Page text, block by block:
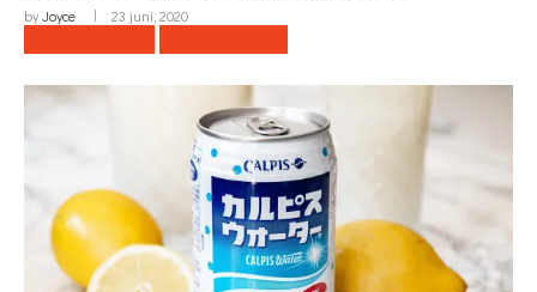
byJoyce 23 juni, 2020